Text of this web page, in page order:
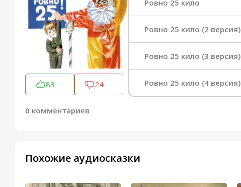
83 24
0 комментариев
Ровно 25 кило
Ровно 25 кило (2 версия)
Ровно 25 кило (3 версия)
Ровно 25 кило (4 версия)
Похожие аудиосказки